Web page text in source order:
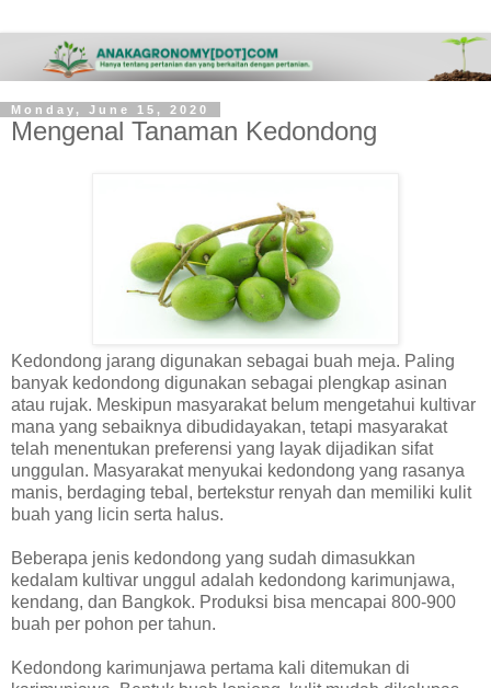
Monday, June 15, 2020
Mengenal Tanaman Kedondong
Kedondong jarang digunakan sebagai buah meja. Paling
banyak kedondong digunakan sebagai plengkap asinan
atau rujak. Meskipun masyarakat belum mengetahui kultivar
mana yang sebaiknya dibudidayakan, tetapi masyarakat
telah menentukan preferensi yang layak dijadikan sifat
unggulan. Masyarakat menyukai kedondong yang rasanya
manis, berdaging tebal, bertekstur renyah dan memiliki kulit
buah yang licin serta halus.
Beberapa jenis kedondong yang sudah dimasukkan
kedalam kultivar unggul adalah kedondong karimunjawa,
kendang, dan Bangkok. Produksi bisa mencapai 800-900
buah per pohon per tahun.
Kedondong karimunjawa pertama kali ditemukan di